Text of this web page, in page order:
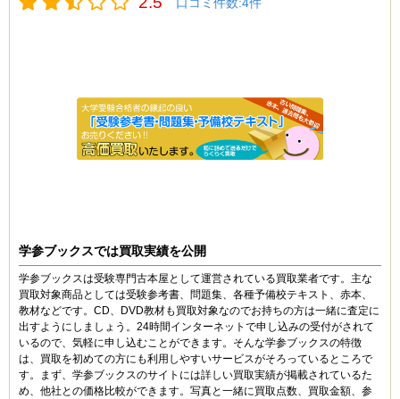
学参ブックスでは買取実績を公開
学参ブックスは受験専門古本屋として運営されている買取業者です。主な
買取対象商品としては受験参考書、問題集、各種予備校テキスト、赤本、
教材などです。CD、DVD教材も買取対象なのでお持ちの方は一緒に査定に
出すようにしましょう。24時間インターネットで申し込みの受付がされて
いるので、気軽に申し込むことができます。そんな学参ブックスの特徴
は、買取を初めての方にも利用しやすいサービスがそろっているところで
す。まず、学参ブックスのサイトには詳しい買取実績が掲載されているた
め、他社との価格比較ができます。写真と一緒に買取点数、買取金額、参